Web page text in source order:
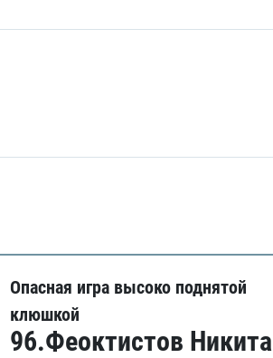
Опасная игра высоко поднятой
клюшкой
96.Феоктистов Никита